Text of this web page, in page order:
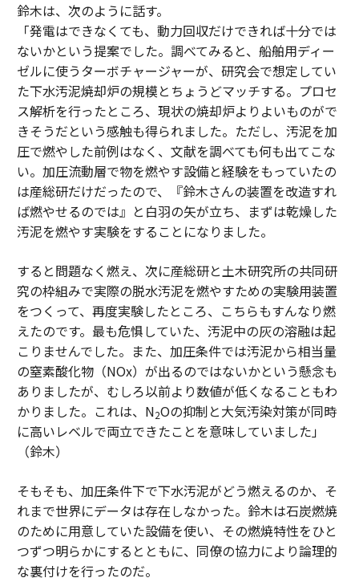
鈴木は、次のように話す。
「発電はできなくても、動力回収だけできれば十分では
ないかという提案でした。調べてみると、船舶用ディー
ゼルに使うターボチャージャーが、研究会で想定してい
た下水汚泥焼却炉の規模とちょうどマッチする。プロセ
ス解析を行ったところ、現状の焼却炉よりよいものがで
きそうだという感触も得られました。ただし、汚泥を加
圧で燃やした前例はなく、文献を調べても何も出てこな
い。加圧流動層で物を燃やす設備と経験をもっていたの
は産総研だけだったので、『鈴木さんの装置を改造すれ
ば燃やせるのでは』と白羽の矢が立ち、まずは乾燥した
汚泥を燃やす実験をすることになりました。
すると問題なく燃え、次に産総研と土木研究所の共同研
究の枠組みで実際の脱水汚泥を燃やすための実験用装置
をつくって、再度実験したところ、こちらもすんなり燃
えたのです。最も危惧していた、汚泥中の灰の溶融は起
こりませんでした。また、加圧条件では汚泥から相当量
の窒素酸化物（NOx）が出るのではないかという懸念も
ありましたが、むしろ以前より数値が低くなることもわ
かりました。これは、N2Oの抑制と大気汚染対策が同時
に高いレベルで両立できたことを意味していました」
（鈴木）
そもそも、加圧条件下で下水汚泥がどう燃えるのか、そ
れまで世界にデータは存在しなかった。鈴木は石炭燃焼
のために用意していた設備を使い、その燃焼特性をひと
つずつ明らかにするとともに、同僚の協力により論理的
な裏付けを行ったのだ。